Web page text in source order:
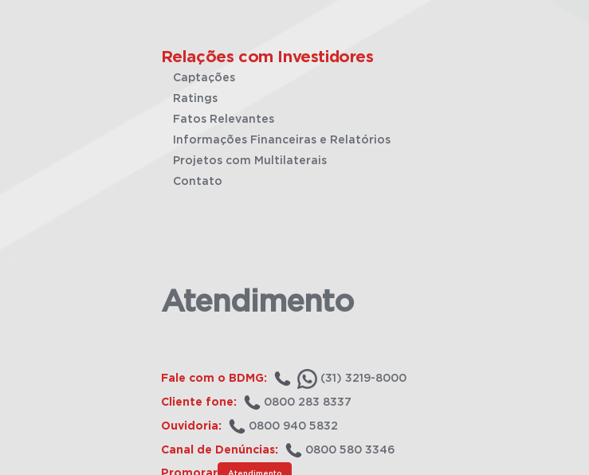
Relações com Investidores
Captações
Ratings
Fatos Relevantes
Informações Financeiras e Relatórios
Projetos com Multilaterais
Contato
Atendimento
Fale com o BDMG: (31) 3219-8000
Cliente fone: 0800 283 8337
Ouvidoria: 0800 940 5832
Canal de Denúncias: 0800 580 3346
Atendimento